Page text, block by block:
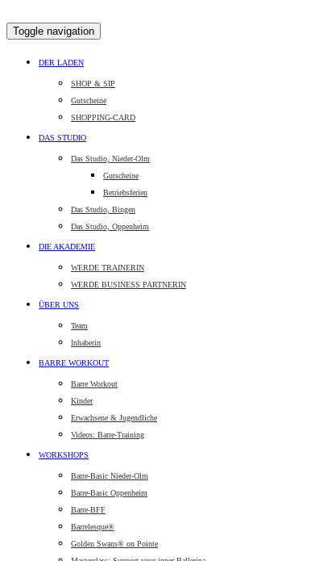
Toggle navigation
DER LADEN
SHOP & SIP
Gutscheine
SHOPPING-CARD
DAS STUDIO
Das Studio, Nieder-Olm
Gutscheine
Betriebsferien
Das Studio, Bingen
Das Studio, Oppenheim
DIE AKADEMIE
WERDE TRAINERIN
WERDE BUSINESS PARTNERIN
ÜBER UNS
Team
Inhaberin
BARRE WORKOUT
Barre Workout
Kinder
Erwachsene & Jugendliche
Videos: Barre-Training
WORKSHOPS
Barre-Basic Nieder-Olm
Barre-Basic Oppenheim
Barre-BFF
Barrelesque®
Golden Swans® on Pointe